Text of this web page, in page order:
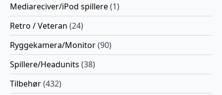
Mediareciver/iPod spillere(1)
Retro / Veteran (24)
Ryggekamera/Monitor(90)
Spillere/Headunits (38)
Tilbehør(432)